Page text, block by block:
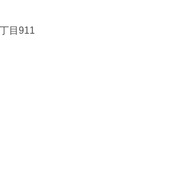
目911